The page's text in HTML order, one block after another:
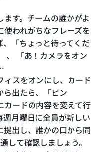
す。チームの誰かがよ
われがちなフレーズを
「ちょっと待ってくだ
、 「あ！カメラをオン
ィスをオンにし、カード
ら出たら、「ビン
カードの内容を変えて行
週月曜日に全員が新しい
提出し、誰かの口から同
して確認しましょう。